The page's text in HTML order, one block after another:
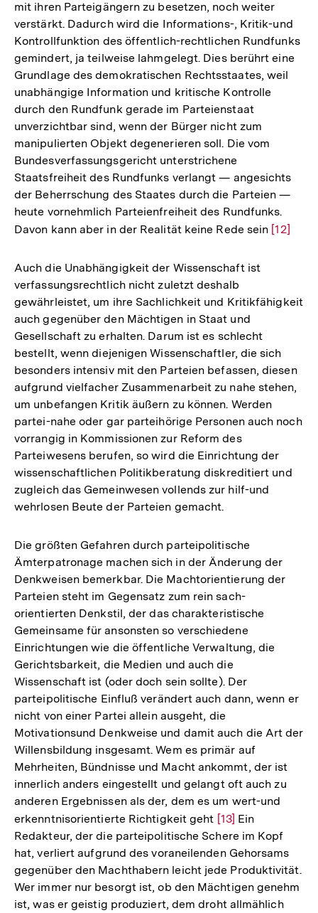
mit ihren Parteigängern zu besetzen, noch weiter
verstärkt. Dadurch wird die Informations-, Kritik-und
Kontrollfunktion des öffentlich-rechtlichen Rundfunks
gemindert, ja teilweise lahmgelegt. Dies berührt eine
Grundlage des demokratischen Rechtsstaates, weil
unabhängige Information und kritische Kontrolle
durch den Rundfunk gerade im Parteienstaat
unverzichtbar sind, wenn der Bürger nicht zum
manipulierten Objekt degenerieren soll. Die vom
Bundesverfassungsgericht unterstrichene
Staatsfreiheit des Rundfunks verlangt — angesichts
der Beherrschung des Staates durch die Parteien —
heute vornehmlich Parteienfreiheit des Rundfunks.
Davon kann aber in der Realität keine Rede sein Zur
[12]
Auch die Unabhängigkeit der Wissenschaft ist
verfassungsrechtlich nicht zuletzt deshalb
gewährleistet, um ihre Sachlichkeit und Kritikfähigkeit
auch gegenüber den Mächtigen in Staat und
Gesellschaft zu erhalten. Darum ist es schlecht
bestellt, wenn diejenigen Wissenschaftler, die sich
besonders intensiv mit den Parteien befassen, diesen
aufgrund vielfacher Zusammenarbeit zu nahe stehen,
um unbefangen Kritik äußern zu können. Werden
partei-nahe oder gar parteihörige Personen auch noch
vorrangig in Kommissionen zur Reform des
Parteiwesens berufen, so wird die Einrichtung der
wissenschaftlichen Politikberatung diskreditiert und
zugleich das Gemeinwesen vollends zur hilf-und
wehrlosen Beute der Parteien gemacht.
Die größten Gefahren durch parteipolitische
Ämterpatronage machen sich in der Änderung der
Denkweisen bemerkbar. Die Machtorientierung der
Parteien steht im Gegensatz zum rein sach-
orientierten Denkstil, der das charakteristische
Gemeinsame für ansonsten so verschiedene
Einrichtungen wie die öffentliche Verwaltung, die
Gerichtsbarkeit, die Medien und auch die
Wissenschaft ist (oder doch sein sollte). Der
parteipolitische Einfluß verändert auch dann, wenn er
nicht von einer Partei allein ausgeht, die
Motivationsund Denkweise und damit auch die Art der
Willensbildung insgesamt. Wem es primär auf
Mehrheiten, Bündnisse und Macht ankommt, der ist
innerlich anders eingestellt und gelangt oft auch zu
anderen Ergebnissen als der, dem es um wert-und
erkenntnisorientierte Richtigkeit geht Zur
Auflösung
der
Fußnote
[13] Ein
Redakteur, der die parteipolitische Schere im Kopf
hat, verliert aufgrund des voraneilenden Gehorsams
gegenüber den Machthabern leicht jede Produktivität.
Wer immer nur besorgt ist, ob den Mächtigen genehm
ist, was er geistig produziert, dem droht allmählich